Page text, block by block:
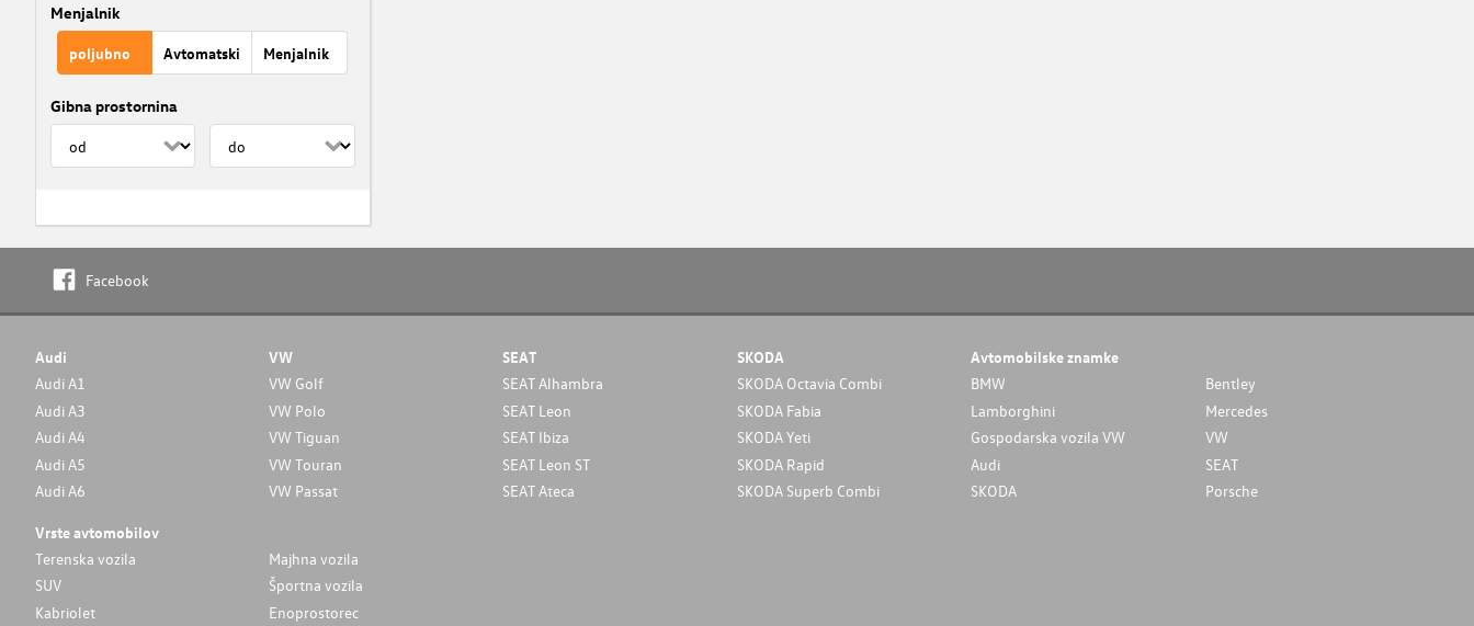
Menjalnik
poljubno Avtomatski Menjalnik
Gibna prostornina
Facebook
Audi
Audi A1
Audi A3
Audi A4
Audi A5
Audi A6
VW
VW Golf
VW Polo
VW Tiguan
VW Touran
VW Passat
SEAT
SEAT Alhambra
SEAT Leon
SEAT Ibiza
SEAT Leon ST
SEAT Ateca
SKODA
SKODA Octavia Combi
SKODA Fabia
SKODA Yeti
SKODA Rapid
SKODA Superb Combi
Avtomobilske znamke
BMW
Bentley
Lamborghini
Mercedes
Gospodarska vozila VW
VW
Audi
SEAT
SKODA
Porsche
Vrste avtomobilov
Terenska vozila
Majhna vozila
SUV
Športna vozila
Kabriolet
Enoprostorec